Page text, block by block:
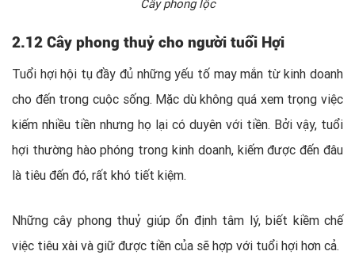
Cây phong lộc
2.12 Cây phong thuỷ cho người tuổi Hợi
Tuổi hợi hội tụ đầy đủ những yếu tố may mắn từ kinh doanh
cho đến trong cuộc sống. Mặc dù không quá xem trọng việc
kiếm nhiều tiền nhưng họ lại có duyên với tiền. Bởi vậy, tuổi
hợi thường hào phóng trong kinh doanh, kiếm được đến đâu
là tiêu đến đó, rất khó tiết kiệm.
Những cây phong thuỷ giúp ổn định tâm lý, biết kiềm chế
việc tiêu xài và giữ được tiền của sẽ hợp với tuổi hợi hơn cả.